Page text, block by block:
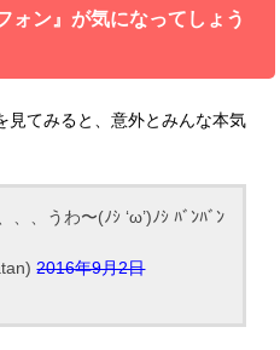
ォン』が気になってしょう
見てみると、意外とみんな本気
、うわ〜(ﾉｼ ‘ω’)ﾉｼ ﾊﾞﾝﾊﾞﾝ
2016年9月2日